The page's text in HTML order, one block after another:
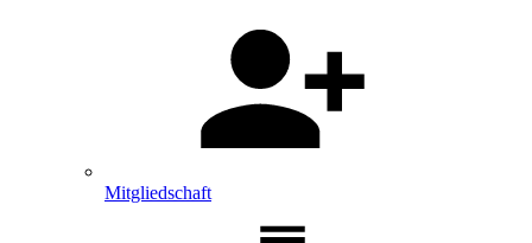
Mitgliedschaft